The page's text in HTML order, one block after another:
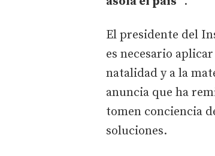
El presidente del
es necesario
natalidad y a la
anuncia que ha
tomen conciencia
soluciones.